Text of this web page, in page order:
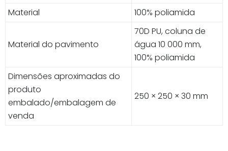
Material
100% poliamida
Material do pavimento
70D PU, coluna de
água 10 000 mm,
100% poliamida
Dimensões aproximadas do
produto
embalado/embalagem de
venda
250 × 250 × 30 mm